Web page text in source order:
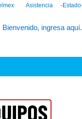
Asistencia
Bienvenido, ingresa aquí.